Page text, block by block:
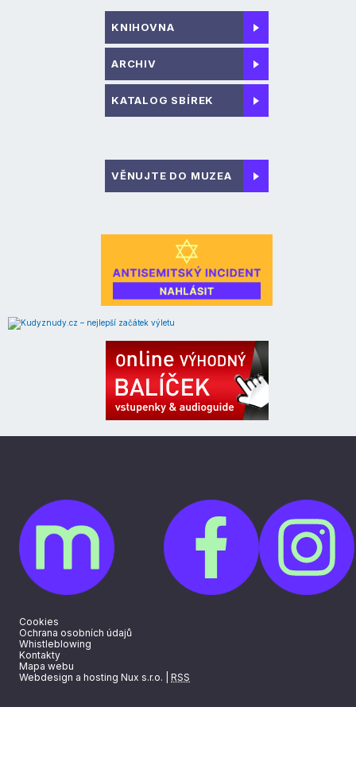
KNIHOVNA
ARCHIV
KATALOG SBÍREK
VĚNUJTE DO MUZEA
Cookies
Ochrana osobních údajů
Whistleblowing
Kontakty
Mapa webu
Webdesign a hosting Nux s.r.o.
RSS